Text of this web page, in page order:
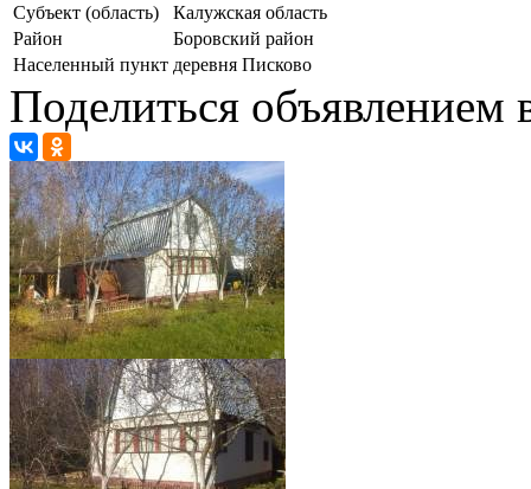
Субъект (область)
Калужская область
Район
Боровский район
Населенный пункт деревня Писково
Поделиться объявлением